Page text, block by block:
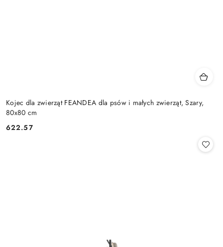
Kojec dla zwierząt FEANDEA dla psów i małych zwierząt, Szary,
80x80 cm
Cena:
622.57